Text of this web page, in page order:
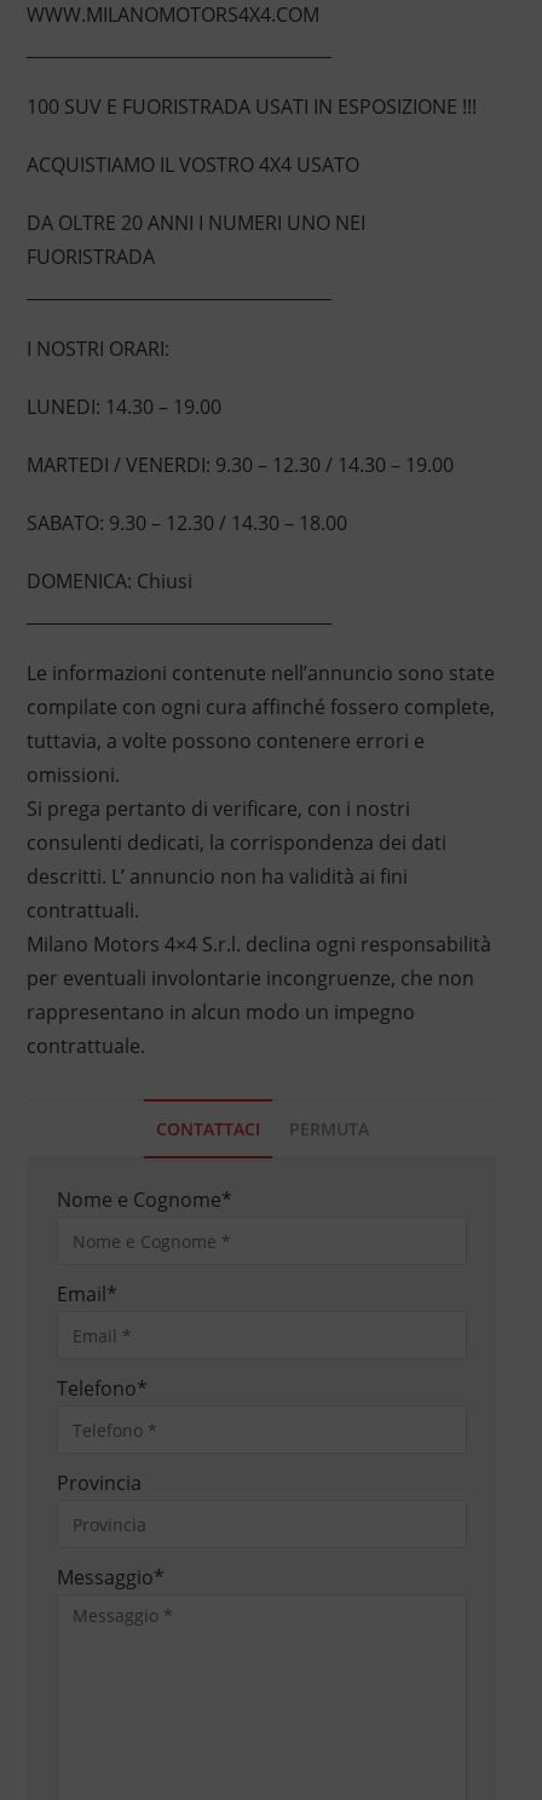
WWW.MILANOMOTORS4X4.COM
100 SUV E FUORISTRADA USATI IN ESPOSIZIONE !!!
ACQUISTIAMO IL VOSTRO 4X4 USATO
DA OLTRE 20 ANNI I NUMERI UNO NEI
FUORISTRADA
I NOSTRI ORARI:
LUNEDI: 14.30 – 19.00
MARTEDI / VENERDI: 9.30 – 12.30 / 14.30 – 19.00
SABATO: 9.30 – 12.30 / 14.30 – 18.00
DOMENICA: Chiusi
Le informazioni contenute nell’annuncio sono state
compilate con ogni cura affinché fossero complete,
tuttavia, a volte possono contenere errori e
omissioni.
Si prega pertanto di verificare, con i nostri
consulenti dedicati, la corrispondenza dei dati
descritti. L’ annuncio non ha validità ai fini
contrattuali.
Milano Motors 4×4 S.r.l. declina ogni responsabilità
per eventuali involontarie incongruenze, che non
rappresentano in alcun modo un impegno
contrattuale.
CONTATTACI PERMUTA
Nome e Cognome*
Email*
Telefono*
Provincia
Messaggio*